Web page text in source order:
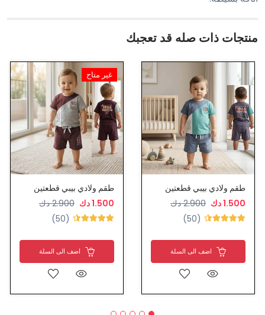
منتجات ذات صله قد تعجبك
طقم ولادي بيبي قطعتين
1.500 دك
2.900 دك
(50)
اضف الى السلة
غير متاح
طقم ولادي بيبي قطعتين
1.500 دك
2.900 دك
(50)
اضف الى السلة